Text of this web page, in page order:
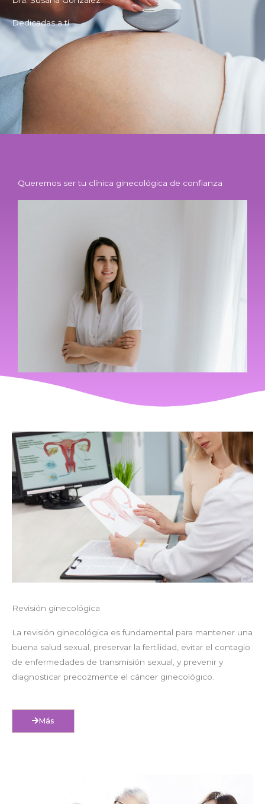
Dedicadas a tí
Queremos ser tu clínica ginecológica de confianza
Revisión ginecológica
La revisión ginecológica es fundamental para mantener una
buena salud sexual, preservar la fertilidad, evitar el contagio
de enfermedades de transmisión sexual, y prevenir y
diagnosticar precozmente el cáncer ginecológico.
Más